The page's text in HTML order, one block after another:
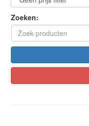
Zoeken: